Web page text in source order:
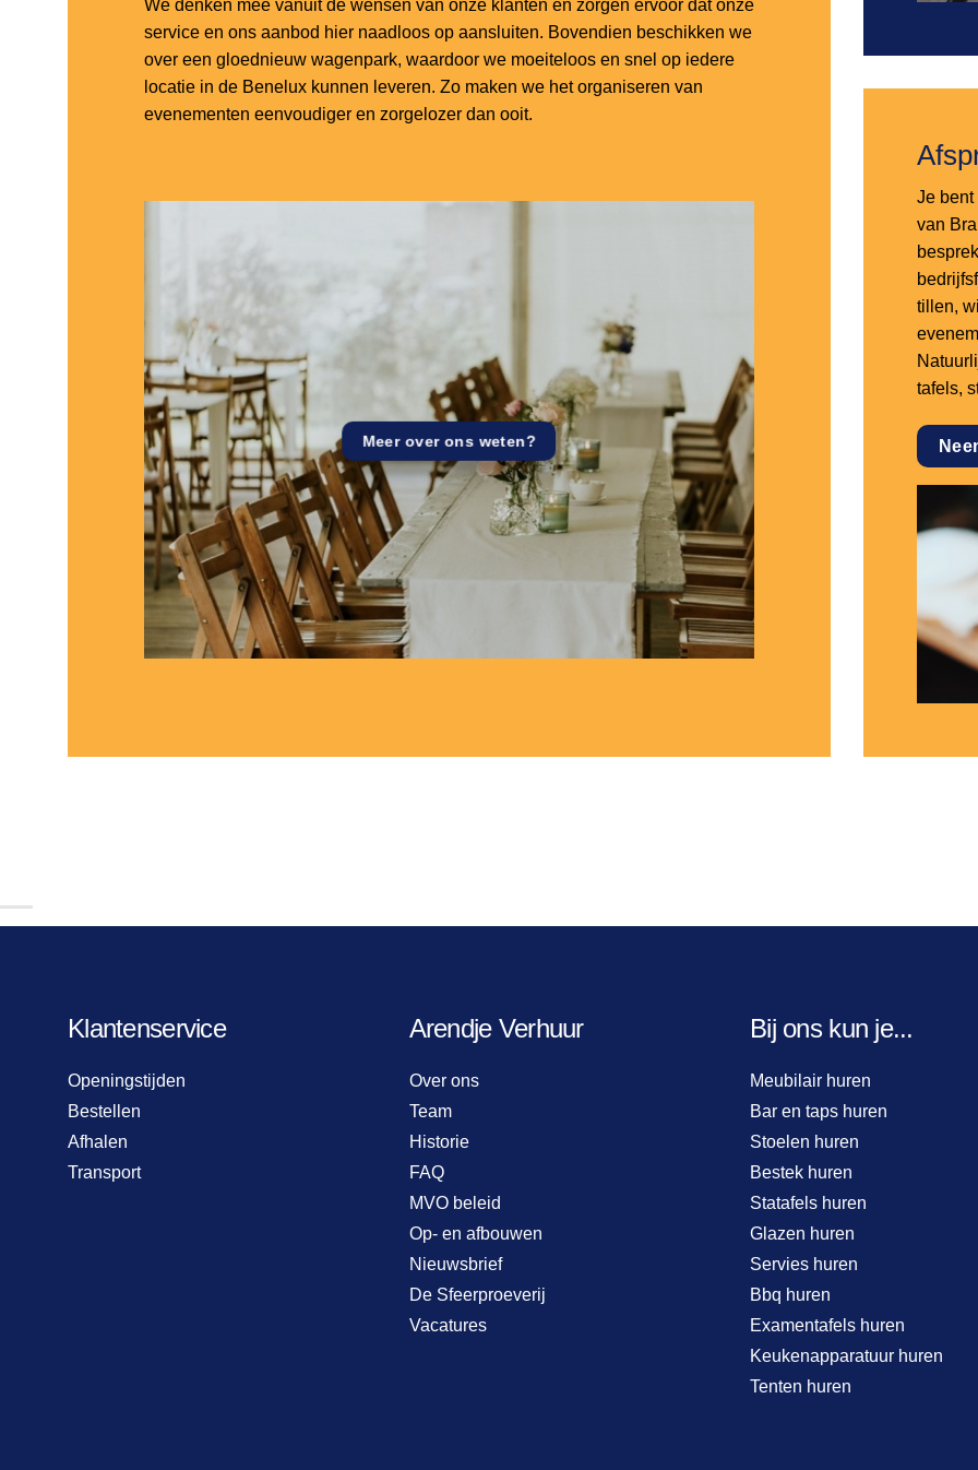
We denken mee vanuit de wensen van onze klanten en zorgen ervoor dat onze
service en ons aanbod hier naadloos op aansluiten. Bovendien beschikken we
over een gloednieuw wagenpark, waardoor we moeiteloos en snel op iedere
locatie in de Benelux kunnen leveren. Zo maken we het organiseren van
evenementen eenvoudiger en zorgelozer dan ooit.
Meer over ons weten?
Je
van
tillen,
tafels,
Klantenservice
Openingstijden
Bestellen
Afhalen
Transport
Arendje Verhuur
Over ons
Team
Historie
FAQ
MVO beleid
Op- en afbouwen
Nieuwsbrief
De Sfeerproeverij
Vacatures
Bij ons kun je...
Meubilair huren
Bar en taps huren
Stoelen huren
Bestek huren
Statafels huren
Glazen huren
Servies huren
Bbq huren
Examentafels huren
Keukenapparatuur huren
Tenten huren